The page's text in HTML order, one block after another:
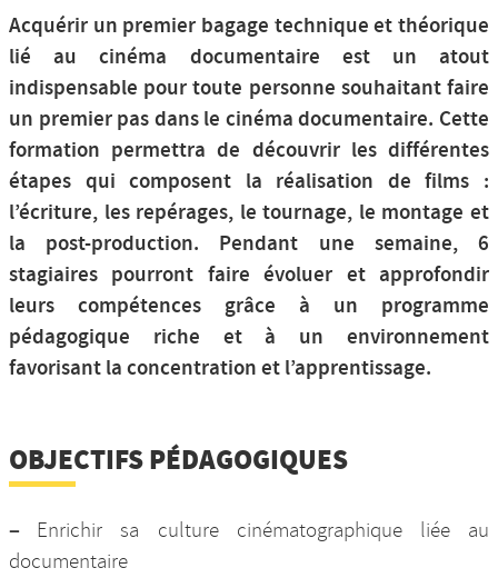
Acquérir un premier bagage technique et théorique
lié au cinéma documentaire est un atout
indispensable pour toute personne souhaitant faire
un premier pas dans le cinéma documentaire. Cette
formation permettra de découvrir les différentes
étapes qui composent la réalisation de films :
l’écriture, les repérages, le tournage, le montage et
la post-production. Pendant une semaine, 6
stagiaires pourront faire évoluer et approfondir
leurs compétences grâce à un programme
pédagogique riche et à un environnement
favorisant la concentration et l’apprentissage.
OBJECTIFS PÉDAGOGIQUES
–Enrichir sa culture cinématographique liée au
documentaire